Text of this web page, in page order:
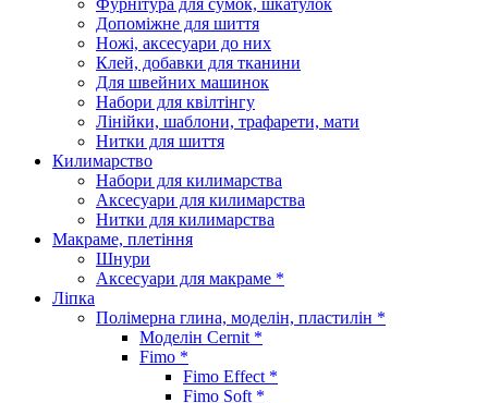
Допоміжне для шиття
Ножі, аксесуари до них
Клей, добавки для тканини
Для швейних машинок
Набори для квілтінгу
Лінійки, шаблони, трафарети, мати
Нитки для шиття
Килимарство
Набори для килимарства
Аксесуари для килимарства
Нитки для килимарства
Макраме, плетіння
Шнури
Аксесуари для макраме *
Ліпка
Полімерна глина, моделін, пластилін *
Моделін Cernit *
Fimo *
Fimo Effect *
Fimo Soft *